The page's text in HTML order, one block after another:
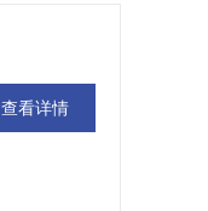
查看详情